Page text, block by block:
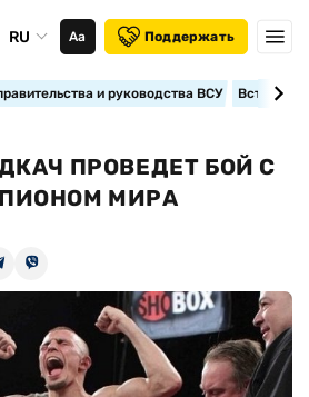
RU Аа Поддержать
и руководства ВСУ
ПРОВЕДЕТ БОЙ С
МИРА